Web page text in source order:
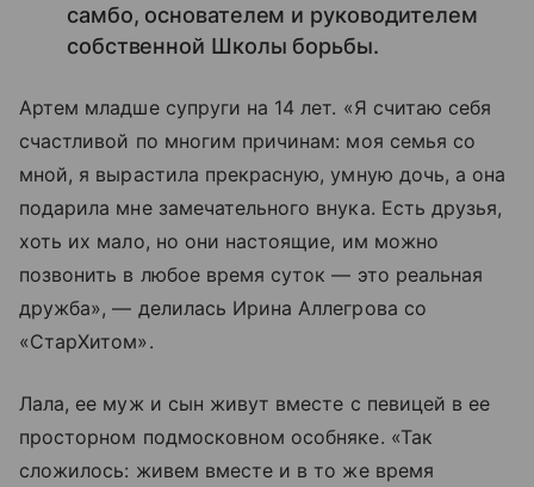
самбо, основателем и руководителем
собственной Школы борьбы.
Артем младше супруги на 14 лет. «Я считаю себя
счастливой по многим причинам: моя семья со
мной, я вырастила прекрасную, умную дочь, а она
подарила мне замечательного внука. Есть друзья,
хоть их мало, но они настоящие, им можно
позвонить в любое время суток — это реальная
дружба», — делилась Ирина Аллегрова со
«СтарХитом».
Лала, ее муж и сын живут вместе с певицей в ее
просторном подмосковном особняке. «Так
сложилось: живем вместе и в то же время